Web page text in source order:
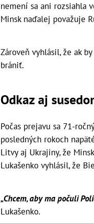
nemení sa ani rozsiahla
Minsk naďalej považuje
Zároveň vyhlásil, že ak
brániť.
Odkaz aj
Počas prejavu sa 71-
posledných rokoch
Litvy aj Ukrajiny, že
Lukašenko vyhlásil, že
„Chcem, aby ma počuli
Lukašenko.